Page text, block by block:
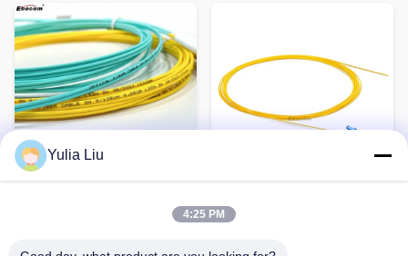
অফার: কারখানার মূল্য, ISO প্রত্যয়িত, 24
ঘন্টা উদ্ধৃতি।
অতি-নিম্ন সন্নিবেশ ক্ষতির সাথে উচ্চ-
পারফরম্যান্স ফাইবার অপটিক প্যাচ কর্ড
প্যাচ কর্ড। কাস্টম ফাইবার বিকল্পগুলি
FTTH অপটিক্যাল ফাইবার পিগটেল
তারের সাথে FC/APC সংযোগকারী
Yulia Liu
4:25 PM